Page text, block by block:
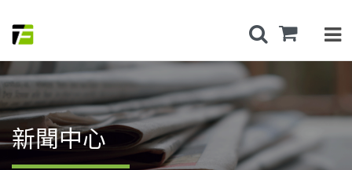
新聞中心